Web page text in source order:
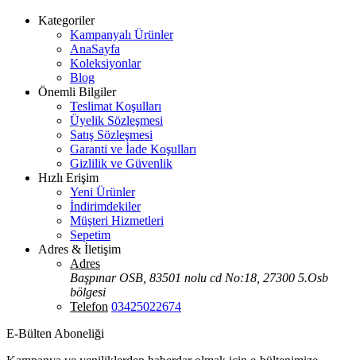
Kategoriler
Kampanyalı Ürünler
AnaSayfa
Koleksiyonlar
Blog
Önemli Bilgiler
Teslimat Koşulları
Üyelik Sözleşmesi
Satış Sözleşmesi
Garanti ve İade Koşulları
Gizlilik ve Güvenlik
Hızlı Erişim
Yeni Ürünler
İndirimdekiler
Müşteri Hizmetleri
Sepetim
Adres & İletişim
Adres
Başpınar OSB, 83501 nolu cd No:18, 27300 5.Osb
bölgesi
Telefon 03425022674
E-Bülten Aboneliği